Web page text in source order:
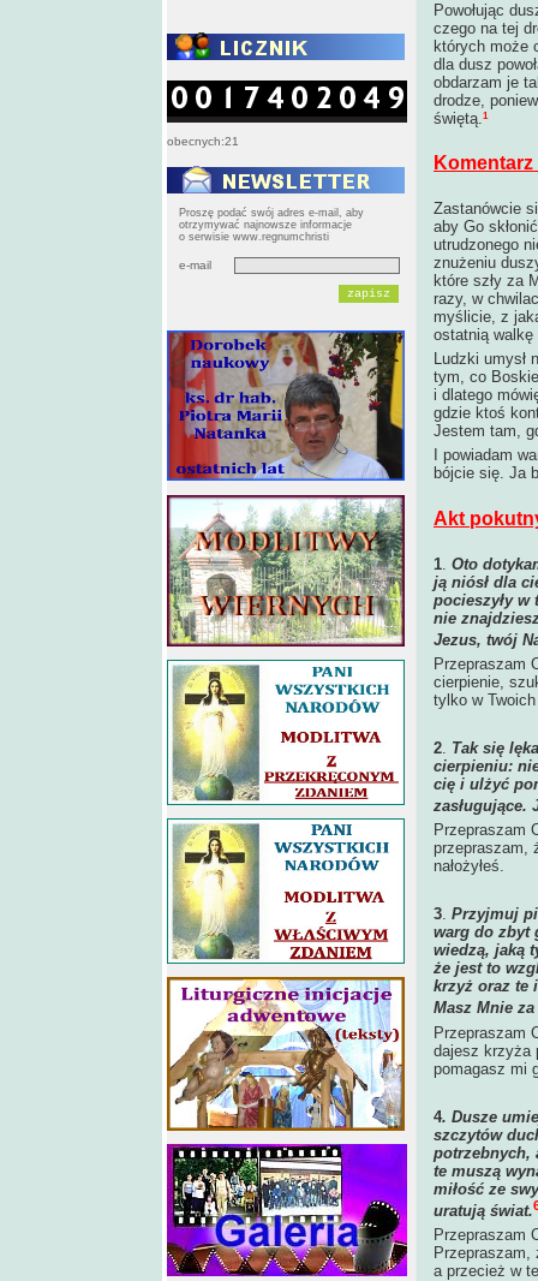
obecnych:21
Proszę podać swój adres e-mail, aby
otrzymywać najnowsze informacje
o serwisie www.regnumchristi
e-mail
Powołując
czego na tej
których może
dla dusz
obdarzam je
drodze,
świętą.1
Zastanówcie
aby Go
utrudzonego
znużeniu
które szły za
razy, w
myślicie, z
ostatnią walkę
Ludzki umysł
tym, co
i dlatego
gdzie ktoś
Jestem tam,
I powiadam
bójcie się. Ja
Akt
1 Oto
ją niósł dla
pocieszyły w
nie
Jezus, twój
Przepraszam
cierpienie,
tylko w
2 Tak się
cierpieniu:
cię i ulżyć
zasługujące.
Przepraszam
przepraszam,
nałożyłeś.
3. Przyjmuj
warg do zbyt
wiedzą, jaką
że jest to
krzyż oraz te
Masz Mnie
Przepraszam
dajesz krzyża
pomagasz mi
4. Dusze
szczytów
potrzebnych,
te muszą
miłość ze
uratują świat.
Przepraszam
a przecież w